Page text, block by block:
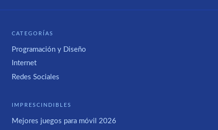
CATEGORÍAS
Programación y Diseño
Internet
Redes Sociales
IMPRESCINDIBLES
Mejores juegos para móvil 2026